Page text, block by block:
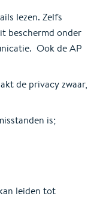
lezen. Zelfs
beschermd onder
Ook de AP
de privacy zwaar,
is;
leiden tot